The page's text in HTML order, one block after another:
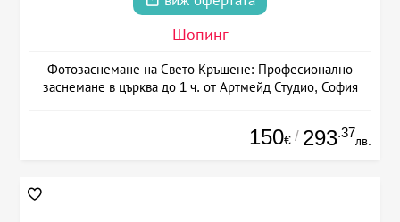
Шопинг
Фотозаснемане на Свето Кръщене: Професионално
заснемане в църква до 1 ч. от Артмейд Студио, София
150€ / 293.37
лв.